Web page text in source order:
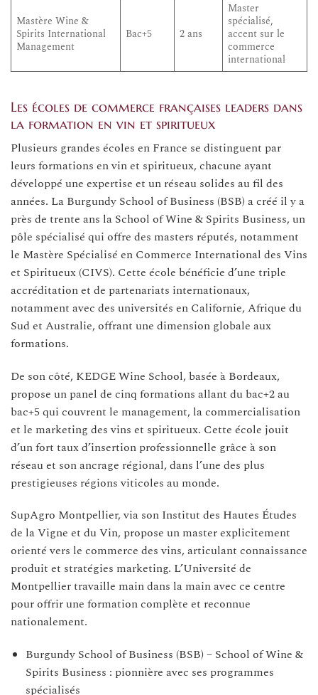
Mastère Wine &
Spirits International
Management
Bac+5 2 ans
Master
spécialisé,
accent sur le
commerce
international
Les écoles de commerce françaises leaders dans
la formation en vin et spiritueux
Plusieurs grandes écoles en France se distinguent par
leurs formations en vin et spiritueux, chacune ayant
développé une expertise et un réseau solides au fil des
années. La Burgundy School of Business (BSB) a créé il y a
près de trente ans la School of Wine & Spirits Business, un
pôle spécialisé qui offre des masters réputés, notamment
le Mastère Spécialisé en Commerce International des Vins
et Spiritueux (CIVS). Cette école bénéficie d’une triple
accréditation et de partenariats internationaux,
notamment avec des universités en Californie, Afrique du
Sud et Australie, offrant une dimension globale aux
formations.
De son côté, KEDGE Wine School, basée à Bordeaux,
propose un panel de cinq formations allant du bac+2 au
bac+5 qui couvrent le management, la commercialisation
et le marketing des vins et spiritueux. Cette école jouit
d’un fort taux d’insertion professionnelle grâce à son
réseau et son ancrage régional, dans l’une des plus
prestigieuses régions viticoles au monde.
SupAgro Montpellier, via son Institut des Hautes Études
de la Vigne et du Vin, propose un master explicitement
orienté vers le commerce des vins, articulant connaissance
produit et stratégies marketing. L’Université de
Montpellier travaille main dans la main avec ce centre
pour offrir une formation complète et reconnue
nationalement.
Burgundy School of Business (BSB) – School of Wine &
Spirits Business : pionnière avec ses programmes
spécialisés